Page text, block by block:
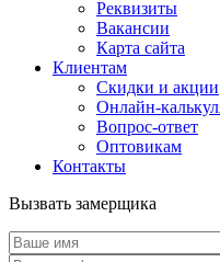
Реквизиты
Вакансии
Карта сайта
Клиентам
Скидки и акции
Онлайн-
Вопрос-ответ
Оптовикам
Контакты
Вызвать замерщика